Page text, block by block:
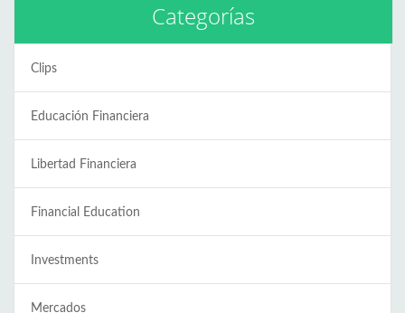
Categorías
Clips
Educación Financiera
Libertad Financiera
Financial Education
Investments
Mercados